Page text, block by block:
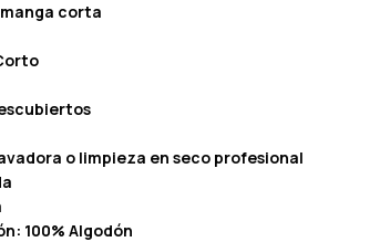
corta
o limpieza en seco profesional
100% Algodón